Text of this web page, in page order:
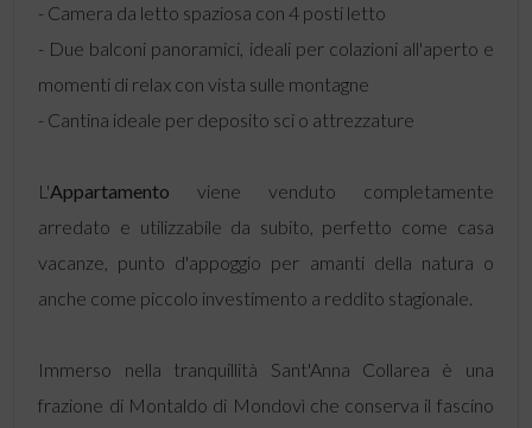
- Camera da letto spaziosa con 4 posti letto
- Due balconi panoramici, ideali per colazioni all'aperto e
momenti di relax con vista sulle montagne
- Cantina ideale per deposito sci o attrezzature
L'Appartamento viene venduto completamente
arredato e utilizzabile da subito, perfetto come casa
vacanze, punto d'appoggio per amanti della natura o
anche come piccolo investimento a reddito stagionale.
Immerso nella tranquillità Sant'Anna Collarea è una
frazione di Montaldo di Mondovì che conserva il fascino